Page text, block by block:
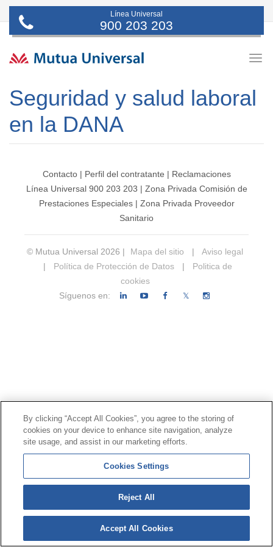
Línea Universal
900 203 203
Seguridad y salud laboral
en la DANA
Contacto| Perfil del contratante | Reclamaciones
Línea Universal 900 203 203 | Zona Privada Comisión de
Prestaciones Especiales| Zona Privada Proveedor
Sanitario
© Mutua Universal 2026 | Mapa del sitio |
Aviso legal
|
Política de Protección de Datos |
Politica de
cookies
Síguenos en:
𝕏
By clicking “Accept All Cookies”, you agree to the storing of
cookies on your device to enhance site navigation, analyze
site usage, and assist in our marketing efforts.
Cookies Settings
Reject All
Accept All Cookies